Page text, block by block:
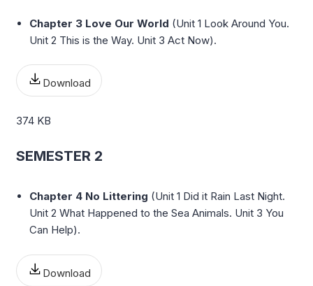
Chapter 3 Love Our World (Unit 1 Look Around You.
Unit 2 This is the Way. Unit 3 Act Now).
Download
374 KB
SEMESTER 2
Chapter 4 No Littering (Unit 1 Did it Rain Last Night.
Unit 2 What Happened to the Sea Animals. Unit 3 You
Can Help).
Download